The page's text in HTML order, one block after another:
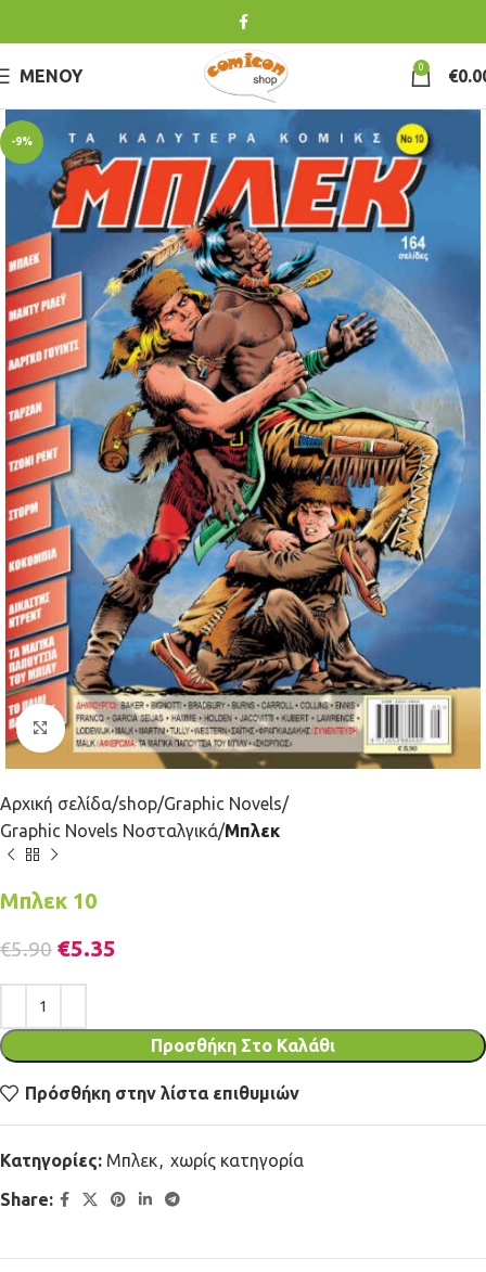
ΜΕΝΟΎ 0 €
-9%
Κλικ για μεγέθυνση
Αρχική σελίδα shop Graphic Novels
Graphic Novels Νοσταλγικά Μπλεκ
Μπλεκ 10
€5.90 €5.35
Προσθήκη Στο Καλάθι
Πρόσθήκη στην λίστα επιθυμιών
Κατηγορίες: Μπλεκ, χωρίς κατηγορία
Share: